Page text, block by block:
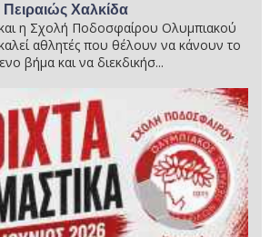
Πειραιώς Χαλκίδα
η Σχολή Ποδοσφαίρου Ολυμπιακού
αθλητές που θέλουν να κάνουν το
βήμα και να διεκδικήσ...